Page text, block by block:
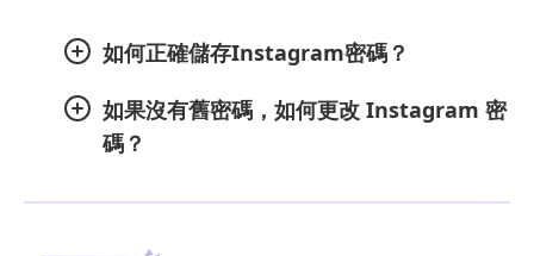
如何正確儲存Instagram密碼？
如果沒有舊密碼，如何更改 Instagram 密
碼？